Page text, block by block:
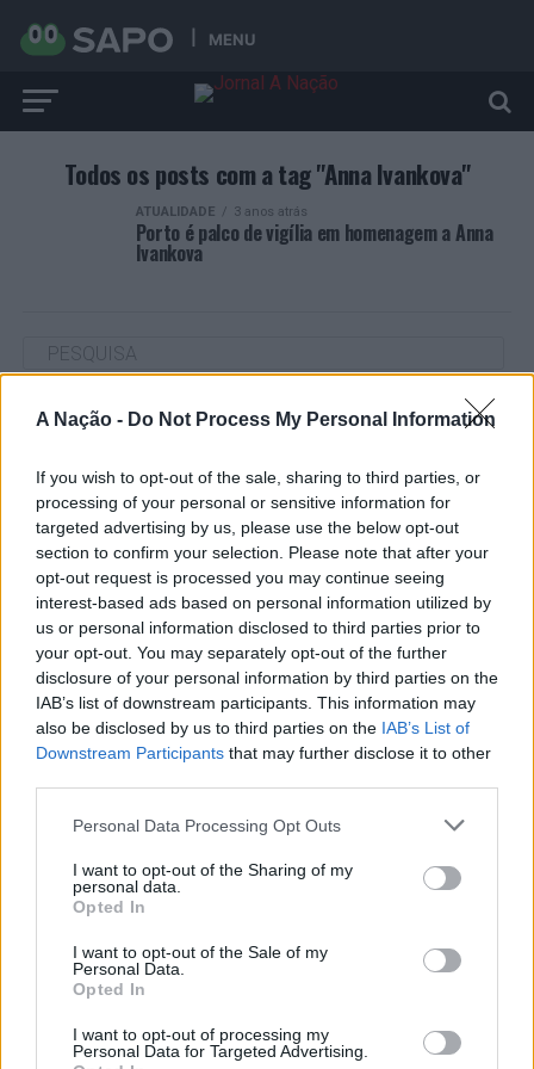
A Nação - Do Not Process My Personal Information
If you wish to opt-out of the sale, sharing to third parties, or
processing of your personal or sensitive information for
targeted advertising by us, please use the below opt-out
section to confirm your selection. Please note that after your
opt-out request is processed you may continue seeing
interest-based ads based on personal information utilized by
us or personal information disclosed to third parties prior to
your opt-out. You may separately opt-out of the further
disclosure of your personal information by third parties on the
IAB’s list of downstream participants. This information may
also be disclosed by us to third parties on the IAB’s List of
Downstream Participants that may further disclose it to other
Personal Data Processing Opt Outs
I want to opt-out of the Sharing of my
personal data.
Opted In
I want to opt-out of the Sale of my
Personal Data.
Opted In
I want to opt-out of processing my
Personal Data for Targeted Advertising.
MENU
Todos os posts com a tag "Anna Ivankova"
ATUALIDADE 3 anos atrás
Porto é palco de vigília em homenagem a Anna
Ivankova
ARTIGOS RECENTES
com vitória do francês Luca Van Assche
Castelo Branco: “Bienal Internacional de Artes e Ofícios”
promete afirmar artesanato, património e inovação como
“motores de desenvolvimento económico e cultural” do
município português
Covilhã: Especialista aponta investimento estrangeiro e
valorização imobiliária como motores do crescimento da
Beira Interior
Rio de Janeiro: Governo do Estado propõe parceria com a
FUNCEX para “reforçar inteligência sobre comércio
Esposende acolhe festival de kitesurf
COMENTÁRIOS RECENTES
ÚLTIMAS DESTAQUE VIDEOS